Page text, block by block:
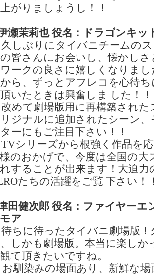
がりましょうし！！
瀬茉莉也 役名：ドラゴンキッ
しぶりにタイバニチームの
の皆さんにお会いし、懐かし
ワークの良さに嬉しくなりま
ら、ずっとアフレコを心待
いたときは興奮しま した！！
めて劇場版用に再構築された
ジナルに追加されたシーン
ーにもご注目下さい！！
シリーズから根強く作品を
のおかげで、今度は全国の大
することが出来ます！大迫力
たちの活躍をご覧 下さい！
田健次郎 役名：ファイヤーエ
ア
ちに待ったタイバニ劇場版
しかも劇場版。本当に楽しか
て頂きたいですね。
馴染みの場面あり、新鮮な場